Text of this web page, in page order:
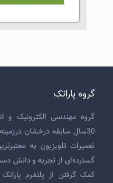
گروه پاراتک
گروه مهندسی الکترونیک و
30سال سابقه درخشان درزمینه ارائه خدمات پس از فروش و
تعمیرات تلویزیون به
گسترده‌ای از تجربه و دانش
کمک گرفتن از پلتفرم